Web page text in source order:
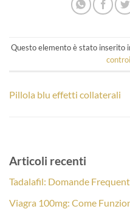
Questo elemento è stato inserito
Pillola blu effetti collaterali
Articoli recenti
Tadalafil: Domande
Viagra 100mg: Come